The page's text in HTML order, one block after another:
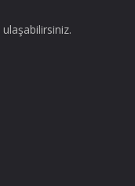
ulaşabilirsiniz.